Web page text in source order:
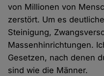
von Millionen von
zerstört. Um es
Steinigung,
Massenhinrichtungen.
Gesetzen, nach denen
sind wie die Männer.